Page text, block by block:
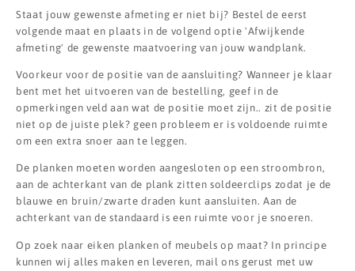
Staat jouw gewenste afmeting er niet bij? Bestel de eerst
volgende maat en plaats in de volgend optie 'Afwijkende
afmeting' de gewenste maatvoering van jouw wandplank.
Voorkeur voor de positie van de aansluiting? Wanneer je klaar
bent met het uitvoeren van de bestelling, geef in de
opmerkingen veld aan wat de positie moet zijn.. zit de positie
niet op de juiste plek? geen probleem er is voldoende ruimte
om een extra snoer aan te leggen.
De planken moeten worden aangesloten op een stroombron,
aan de achterkant van de plank zitten soldeerclips zodat je de
blauwe en bruin/zwarte draden kunt aansluiten. Aan de
achterkant van de standaard is een ruimte voor je snoeren.
Op zoek naar eiken planken of meubels op maat? In principe
kunnen wij alles maken en leveren, mail ons gerust met uw